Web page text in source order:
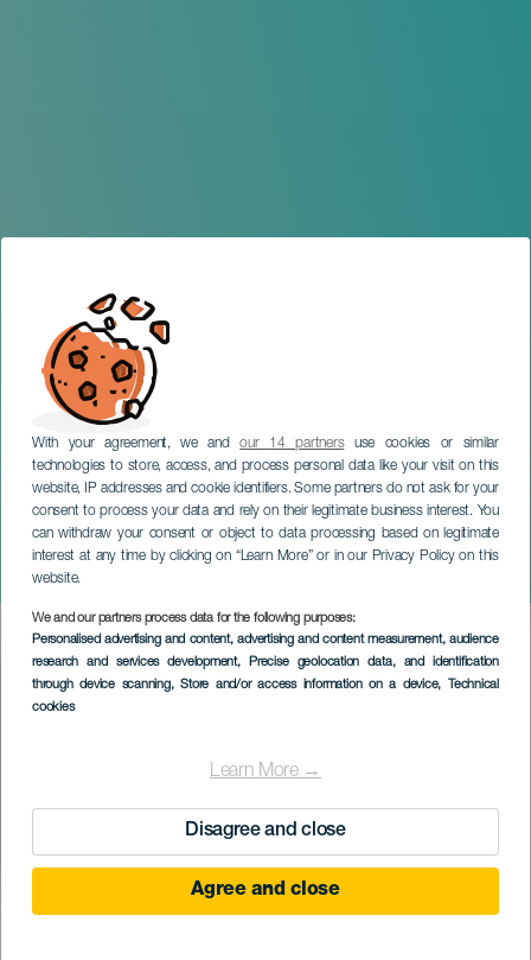
With your agreement, we andour 14 partnersuse cookies or similar
technologies to store, access, and process personal data like your visit on this
website, IP addresses and cookie identifiers. Some partners do not ask for your
consent to process your data and rely on their legitimate business interest. You
can withdraw your consent or object to data processing based on legitimate
interest at any time by clicking on “Learn More” or in our Privacy Policy on this
website.
We and our partners process data for the following purposes:
Personalised advertising and content, advertising and content measurement, audience
research and services development, Precise geolocation data, and identification
through device scanning, Store and/or access information on a device, Technical
cookies
Learn More →
Disagree and close
Agree and close
Dactah Chando na koncertě
TENERIFE
Imagen
Listado